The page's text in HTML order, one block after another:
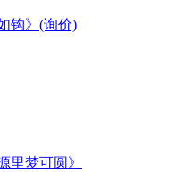
钩》(询价)
里梦可圆》